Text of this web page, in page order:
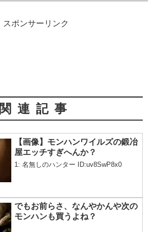
スポンサーリンク
関連記事
【画像】モンハンワイルズの鍛冶
屋エッチすぎへんか？
1: 名無しのハンター ID:uv8SwP8x0
でもお前らさ、なんやかんや次の
モンハンも買うよね？